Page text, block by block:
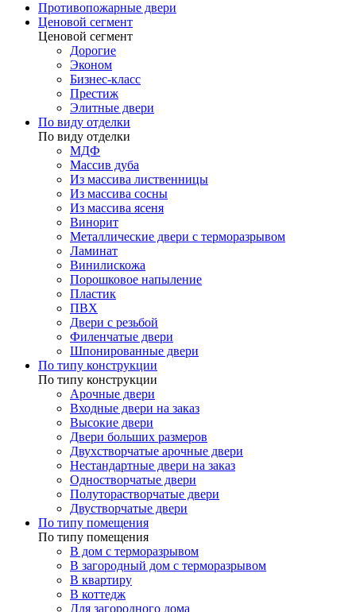
Противопожарные двери
Ценовой сегмент
Ценовой сегмент
Дорогие
Эконом
Бизнес-класс
Престиж
Элитные двери
По виду отделки
По виду отделки
МДФ
Массив дуба
Из массива лиственницы
Из массива сосны
Из массива ясеня
Винорит
Металлические двери с терморазрывом
Ламинат
Винилискожа
Порошковое напыление
Пластик
ПВХ
Двери с резьбой
Филенчатые двери
Шпонированные двери
По типу конструкции
По типу конструкции
Арочные двери
Входные двери на заказ
Высокие двери
Двери больших размеров
Двухстворчатые арочные двери
Нестандартные двери на заказ
Одностворчатые двери
Полуторастворчатые двери
Двустворчатые двери
По типу помещения
По типу помещения
В дом с терморазрывом
В загородный дом с терморазрывом
В квартиру
В коттедж
Для загородного дома